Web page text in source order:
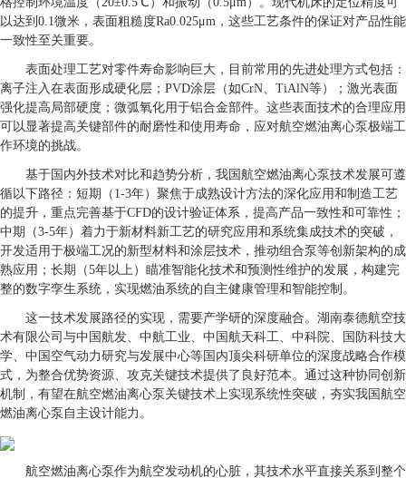
以达到0.1微米，表面粗糙度Ra0.025μm，这些工艺条件的保证对产品性能
一致性至关重要。
表面处理工艺对零件寿命影响巨大，目前常用的先进处理方式包括：
离子注入在表面形成硬化层；PVD涂层（如CrN、TiAlN等）；激光表面
强化提高局部硬度；微弧氧化用于铝合金部件。这些表面技术的合理应用
可以显著提高关键部件的耐磨性和使用寿命，应对航空燃油离心泵极端工
作环境的挑战。
基于国内外技术对比和趋势分析，我国航空燃油离心泵技术发展可遵
循以下路径：短期（1-3年）聚焦于成熟设计方法的深化应用和制造工艺
的提升，重点完善基于CFD的设计验证体系，提高产品一致性和可靠性；
中期（3-5年）着力于新材料新工艺的研究应用和系统集成技术的突破，
开发适用于极端工况的新型材料和涂层技术，推动组合泵等创新架构的成
熟应用；长期（5年以上）瞄准智能化技术和预测性维护的发展，构建完
整的数字孪生系统，实现燃油系统的自主健康管理和智能控制。
这一技术发展路径的实现，需要产学研的深度融合。湖南泰德航空技
术有限公司与中国航发、中航工业、中国航天科工、中科院、国防科技大
学、中国空气动力研究与发展中心等国内顶尖科研单位的深度战略合作模
式，为整合优势资源、攻克关键技术提供了良好范本。通过这种协同创新
机制，有望在航空燃油离心泵关键技术上实现系统性突破，夯实我国航空
燃油离心泵自主设计能力。
航空燃油离心泵作为航空发动机的心脏，其技术水平直接关系到整个